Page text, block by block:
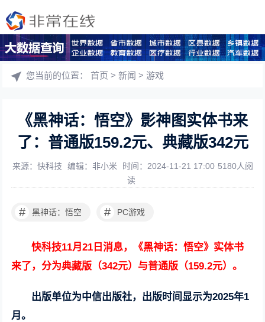
您当前的位置：首页 >新闻 > 游戏
《黑神话：悟空》影神图实体书来
了：普通版159.2元、典藏版342元
来源：快科技 编辑：非小米 时间：2024-11-21 17:00 5180人阅
读
# 黑神话：悟空 # PC游戏
快科技11月21日消息，《黑神话：悟空》实体书
来了，分为典藏版（342元）与普通版（159.2元）。
出版单位为中信出版社，出版时间显示为2025年1
月。